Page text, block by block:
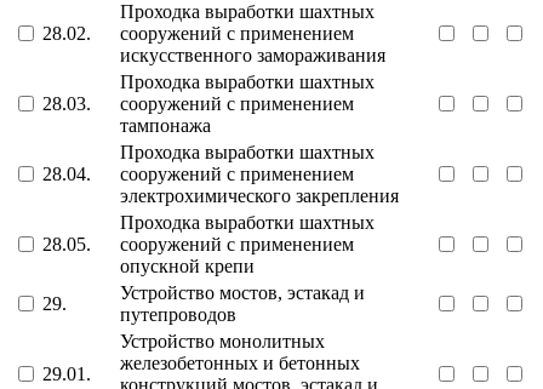
28.02.
Проходка выработки шахтных
сооружений с применением
искусственного замораживания
28.03.
Проходка выработки шахтных
сооружений с применением
тампонажа
28.04.
Проходка выработки шахтных
сооружений с применением
электрохимического закрепления
28.05.
Проходка выработки шахтных
сооружений с применением
опускной крепи
29.
Устройство мостов, эстакад и
путепроводов
29.01.
Устройство монолитных
железобетонных и бетонных
конструкций мостов, эстакад и